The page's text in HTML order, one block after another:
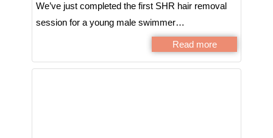
We’ve just completed the first SHR hair removal
session for a young male swimmer…
Read more